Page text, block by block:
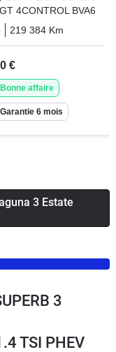
4CONTROL BVA6
219 384 Km
€
Bonne affaire
Garantie 6 mois
3 Estate
3
TSI PHEV